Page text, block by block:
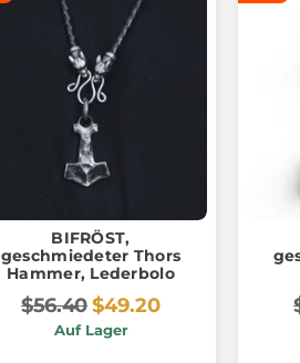
BIFRÖST,
geschmiedeter Thors
Hammer, Lederbolo
$56.40$49.20
Auf Lager